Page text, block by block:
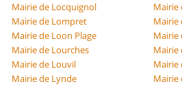
Mairie de Locquignol
Mairie
Mairie de Lompret
Mairie
Mairie de Loon Plage
Mairie
Mairie de Lourches
Mairie
Mairie de Louvil
Mairie
Mairie de Lynde
Mairie